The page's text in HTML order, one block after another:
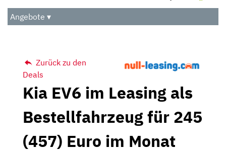
Audio
Das Beste
Angebote ▾
Zurück zu den
Deals
Kia EV6 im Leasing als
Bestellfahrzeug für 245
(457) Euro im Monat